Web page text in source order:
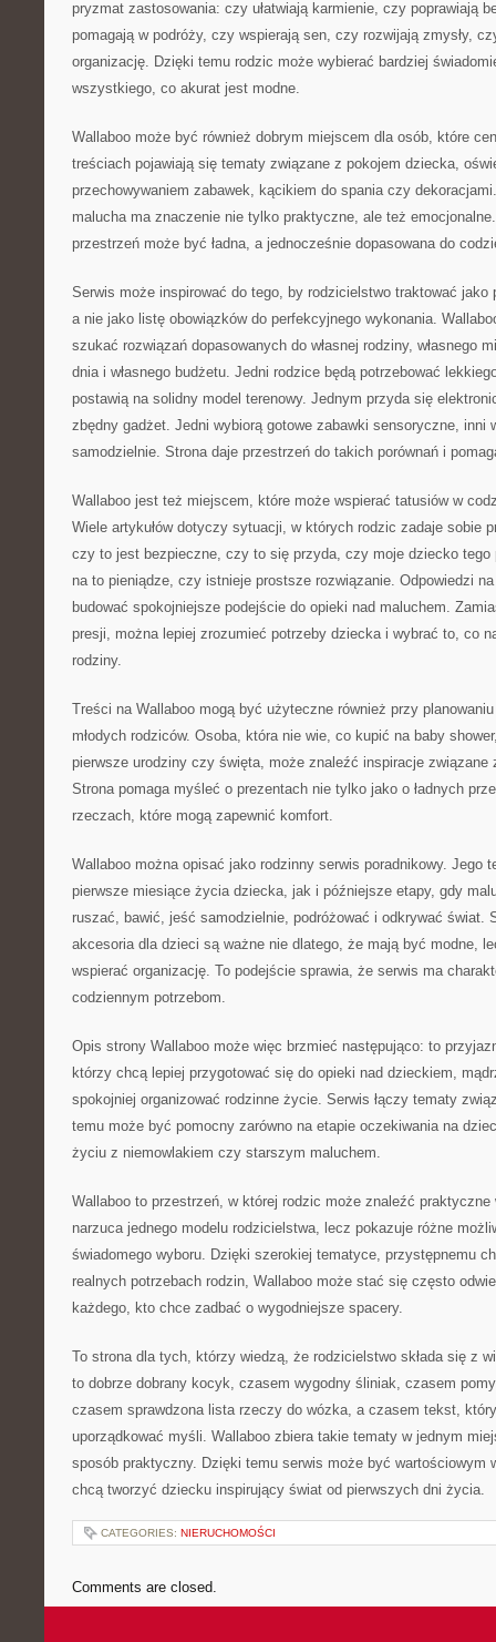
pryzmat zastosowania: czy ułatwiają karmienie, czy poprawiają
pomagają w podróży, czy wspierają sen, czy rozwijają zmysły,
organizację. Dzięki temu rodzic może wybierać bardziej
wszystkiego, co akurat jest modne.
Wallaboo może być również dobrym miejscem dla osób, które
treściach pojawiają się tematy związane z pokojem dziecka,
przechowywaniem zabawek, kącikiem do spania czy
malucha ma znaczenie nie tylko praktyczne, ale też
przestrzeń może być ładna, a jednocześnie dopasowana do
Serwis może inspirować do tego, by rodzicielstwo traktować jako
a nie jako listę obowiązków do perfekcyjnego wykonania.
szukać rozwiązań dopasowanych do własnej rodziny, własnego
dnia i własnego budżetu. Jedni rodzice będą potrzebować
postawią na solidny model terenowy. Jednym przyda się
zbędny gadżet. Jedni wybiorą gotowe zabawki sensoryczne, inni
samodzielnie. Strona daje przestrzeń do takich porównań i
Wallaboo jest też miejscem, które może wspierać tatusiów w
Wiele artykułów dotyczy sytuacji, w których rodzic zadaje sobie
czy to jest bezpieczne, czy to się przyda, czy moje dziecko tego
na to pieniądze, czy istnieje prostsze rozwiązanie. Odpowiedzi
budować spokojniejsze podejście do opieki nad maluchem.
presji, można lepiej zrozumieć potrzeby dziecka i wybrać to, co
rodziny.
Treści na Wallaboo mogą być użyteczne również przy
młodych rodziców. Osoba, która nie wie, co kupić na baby
pierwsze urodziny czy święta, może znaleźć inspiracje związane
Strona pomaga myśleć o prezentach nie tylko jako o ładnych
rzeczach, które mogą zapewnić komfort.
Wallaboo można opisać jako rodzinny serwis poradnikowy. Jego
pierwsze miesiące życia dziecka, jak i późniejsze etapy, gdy
ruszać, bawić, jeść samodzielnie, podróżować i odkrywać świat.
akcesoria dla dzieci są ważne nie dlatego, że mają być modne,
wspierać organizację. To podejście sprawia, że serwis ma
codziennym potrzebom.
Opis strony Wallaboo może więc brzmieć następująco: to
którzy chcą lepiej przygotować się do opieki nad dzieckiem,
spokojniej organizować rodzinne życie. Serwis łączy tematy
temu może być pomocny zarówno na etapie oczekiwania na
życiu z niemowlakiem czy starszym maluchem.
Wallaboo to przestrzeń, w której rodzic może znaleźć
narzuca jednego modelu rodzicielstwa, lecz pokazuje różne
świadomego wyboru. Dzięki szerokiej tematyce, przystępnemu
realnych potrzebach rodzin, Wallaboo może stać się często
każdego, kto chce zadbać o wygodniejsze spacery.
To strona dla tych, którzy wiedzą, że rodzicielstwo składa się z
to dobrze dobrany kocyk, czasem wygodny śliniak, czasem
czasem sprawdzona lista rzeczy do wózka, a czasem tekst,
uporządkować myśli. Wallaboo zbiera takie tematy w jednym
sposób praktyczny. Dzięki temu serwis może być wartościowym
chcą tworzyć dziecku inspirujący świat od pierwszych dni życia.
CATEGORIES: NIERUCHOMOŚCI
Comments are closed.